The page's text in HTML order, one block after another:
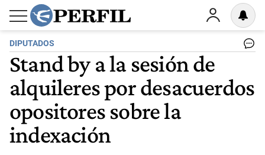
DIPUTADOS
Stand by a la sesión de
alquileres por desacuerdos
opositores sobre la
indexación